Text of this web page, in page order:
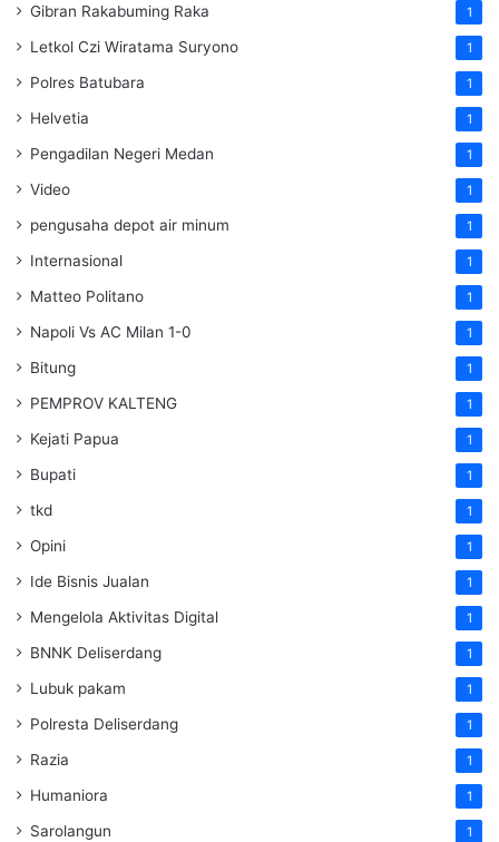
Gibran Rakabuming Raka 1
Letkol Czi Wiratama Suryono 1
Polres Batubara 1
Helvetia 1
Pengadilan Negeri Medan 1
Video 1
pengusaha depot air minum 1
Internasional 1
Matteo Politano 1
Napoli Vs AC Milan 1-0 1
Bitung 1
PEMPROV KALTENG 1
Kejati Papua 1
Bupati 1
tkd 1
Opini 1
Ide Bisnis Jualan 1
Mengelola Aktivitas Digital 1
BNNK Deliserdang 1
Lubuk pakam 1
Polresta Deliserdang 1
Razia 1
Humaniora 1
Sarolangun 1